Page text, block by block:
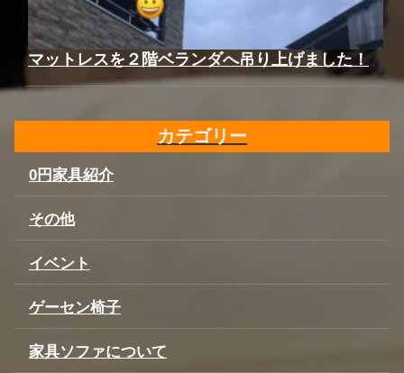
マットレスを２階ベランダへ吊り上げました！
カテゴリー
0円家具紹介
その他
イベント
ゲーセン椅子
家具ソファについて